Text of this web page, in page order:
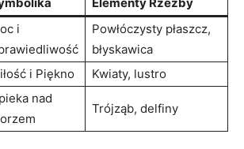
i
Powłóczysty płaszcz,
błyskawica
i Piękno Kwiaty, lustro
nad
Trójząb, delfiny